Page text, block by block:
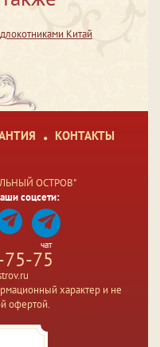
Китай
КОНТАКТЫ
ОСТРОВ"
соцсети:
чат
75-75
характер и не
офертой.